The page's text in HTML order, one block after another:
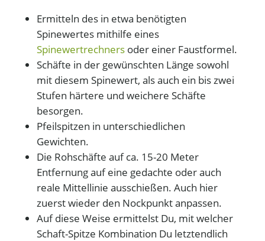
Ermitteln des in etwa benötigten
Spinewertes mithilfe eines
Spinewertrechnersoder einer Faustformel.
Schäfte in der gewünschten Länge sowohl
mit diesem Spinewert, als auch ein bis zwei
Stufen härtere und weichere Schäfte
besorgen.
Pfeilspitzen in unterschiedlichen
Gewichten.
Die Rohschäfte auf ca. 15-20 Meter
Entfernung auf eine gedachte oder auch
reale Mittellinie ausschießen. Auch hier
zuerst wieder den Nockpunkt anpassen.
Auf diese Weise ermittelst Du, mit welcher
Schaft-Spitze Kombination Du letztendlich